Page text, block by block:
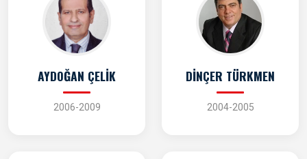
AYDOĞAN ÇELİK
2006-2009
DİNÇER TÜRKMEN
2004-2005